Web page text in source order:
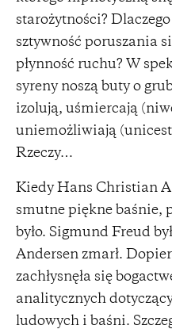
starożytności?
sztywność poruszania
płynność ruchu? W
syreny noszą buty o
izolują, uśmiercają
uniemożliwiają
Rzeczy…
Kiedy Hans Christian
smutne piękne baśnie,
było. Sigmund Freud
Andersen zmarł.
zachłysnęła się
analitycznych
ludowych i baśni.